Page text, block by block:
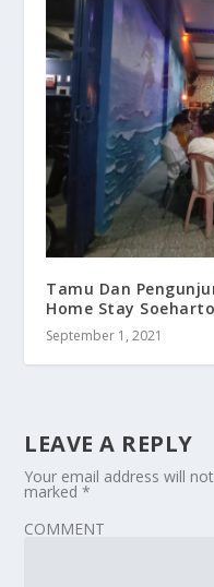
Tamu Dan
Home Stay Soeharto
September 1, 2021
LEAVE A REPLY
Your email address will
marked*
COMMENT